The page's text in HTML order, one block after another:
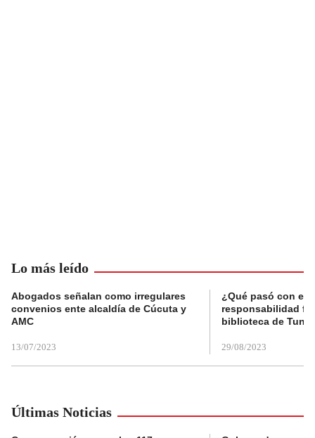
Lo más leído
Abogados señalan como irregulares
convenios ente alcaldía de Cúcuta y
AMC
13/07/2023
¿Qué pasó con el
responsabilidad
biblioteca de
29/08/2023
Últimas Noticias